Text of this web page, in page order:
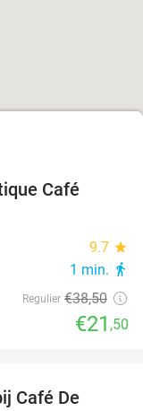
Café
9.7 star
1 min. directions_walk
Regulier €38,50
€21 ,50
Café De